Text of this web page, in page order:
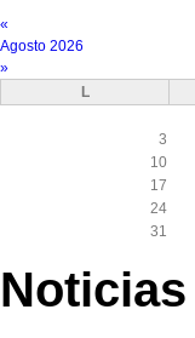
«
Agosto 2026
»
L
3
10
17
24
31